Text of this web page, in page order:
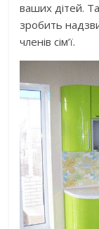
ваших дітей.
зробить
членів сім’ї.